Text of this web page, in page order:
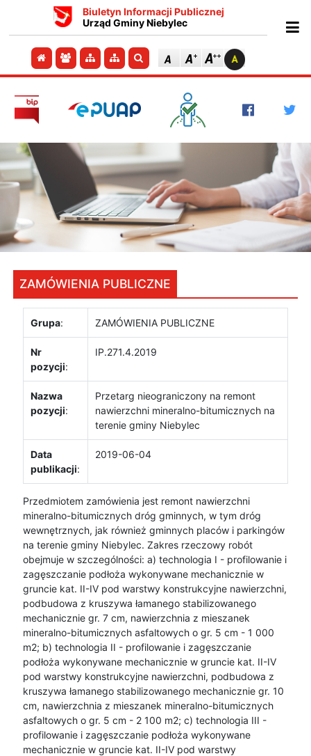
Biuletyn Informacji Publicznej
Urząd Gminy Niebylec
Przejdź do strony głównej
Przejdź do redakcji
Przejdź do mapy strony
Przejdź do mapy strony
Szukaj
ZAMÓWIENIA PUBLICZNE
Grupa: ZAMÓWIENIA PUBLICZNE
Nr
pozycji:
IP.271.4.2019
Nazwa
pozycji:
Przetarg nieograniczony na remont
nawierzchni mineralno-bitumicznych na
terenie gminy Niebylec
Data
publikacji:
2019-06-04
Przedmiotem zamówienia jest remont nawierzchni
mineralno-bitumicznych dróg gminnych, w tym dróg
wewnętrznych, jak również gminnych placów i parkingów
na terenie gminy Niebylec. Zakres rzeczowy robót
obejmuje w szczególności: a) technologia I - profilowanie i
zagęszczanie podłoża wykonywane mechanicznie w
gruncie kat. II-IV pod warstwy konstrukcyjne nawierzchni,
podbudowa z kruszywa łamanego stabilizowanego
mechanicznie gr. 7 cm, nawierzchnia z mieszanek
mineralno-bitumicznych asfaltowych o gr. 5 cm - 1 000
m2; b) technologia II - profilowanie i zagęszczanie
podłoża wykonywane mechanicznie w gruncie kat. II-IV
pod warstwy konstrukcyjne nawierzchni, podbudowa z
kruszywa łamanego stabilizowanego mechanicznie gr. 10
cm, nawierzchnia z mieszanek mineralno-bitumicznych
asfaltowych o gr. 5 cm - 2 100 m2; c) technologia III -
profilowanie i zagęszczanie podłoża wykonywane
mechanicznie w gruncie kat. II-IV pod warstwy